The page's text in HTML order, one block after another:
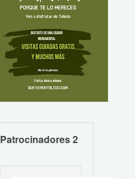
Patrocinadores 2